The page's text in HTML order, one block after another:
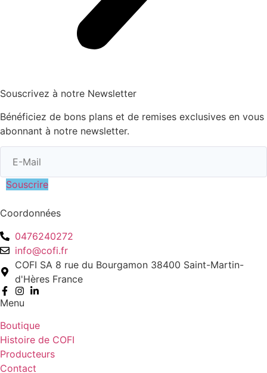
Souscrivez à notre Newsletter
Bénéficiez de bons plans et de remises exclusives en vous
abonnant à notre newsletter.
Souscrire
Coordonnées
0476240272
info@cofi.fr
COFI SA 8 rue du Bourgamon 38400 Saint-Martin-
d'Hères France
Menu
Boutique
Histoire de COFI
Producteurs
Contact